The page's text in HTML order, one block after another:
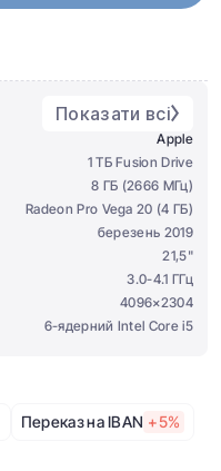
Показати всі
Apple
1 ТБ Fusion Drive
8 ГБ (2666 МГц)
Radeon Pro Vega 20 (4 ГБ)
березень 2019
21,5"
3.0-4.1 ГГц
4096×2304
6-ядерний Intel Core i5
Переказ на IBAN +5%